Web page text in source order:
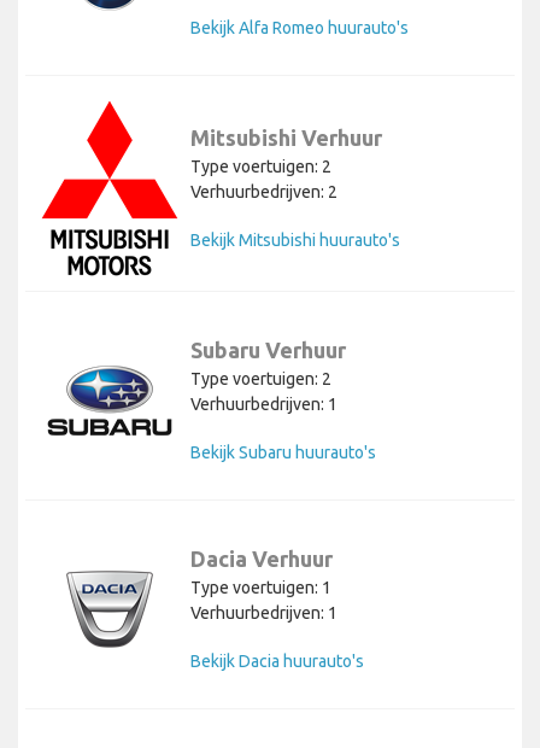
Bekijk Alfa Romeo huurauto's
Mitsubishi Verhuur
Type voertuigen: 2
Verhuurbedrijven: 2
Bekijk Mitsubishi huurauto's
Subaru Verhuur
Type voertuigen: 2
Verhuurbedrijven: 1
Bekijk Subaru huurauto's
Dacia Verhuur
Type voertuigen: 1
Verhuurbedrijven: 1
Bekijk Dacia huurauto's